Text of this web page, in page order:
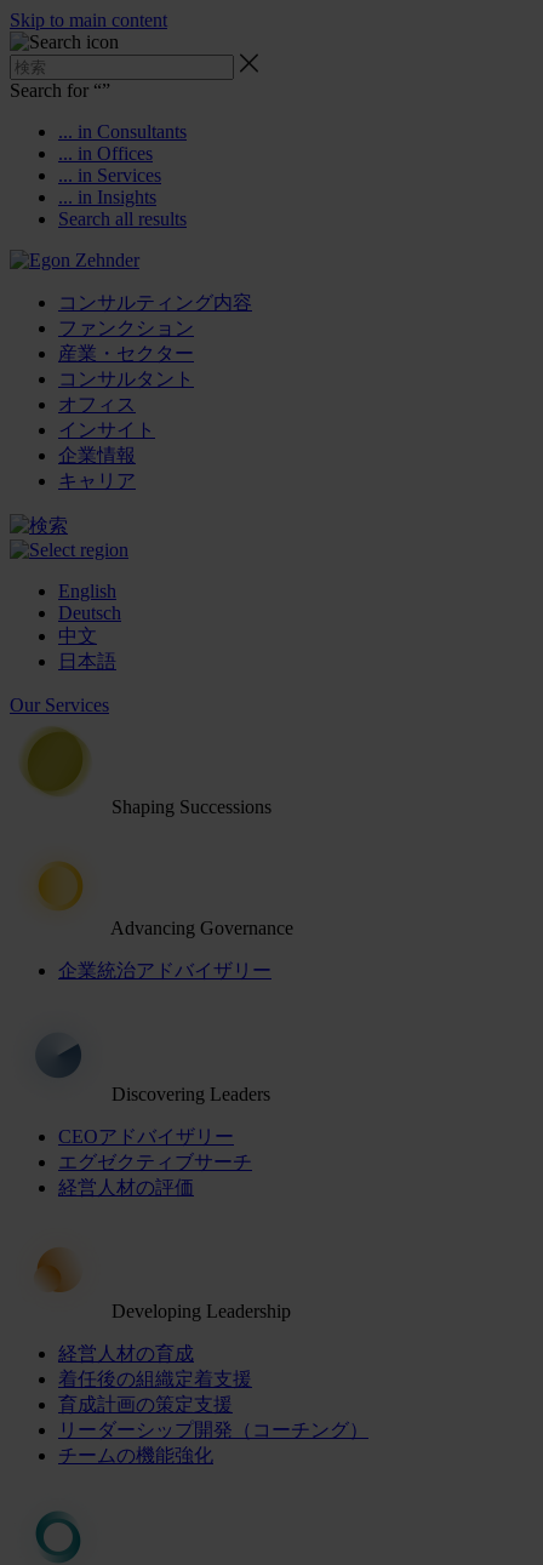
Skip to main content
Search for “”
... in Consultants
... in Offices
... in Services
... in Insights
Search all results
コンサルティング内容
ファンクション
産業・セクター
コンサルタント
オフィス
インサイト
企業情報
キャリア
English
Deutsch
中文
日本語
Our Services
Shaping Successions
Advancing Governance
企業統治アドバイザリー
Discovering Leaders
CEOアドバイザリー
エグゼクティブサーチ
経営人材の評価
Developing Leadership
経営人材の育成
着任後の組織定着支援
育成計画の策定支援
リーダーシップ開発（コーチング）
チームの機能強化